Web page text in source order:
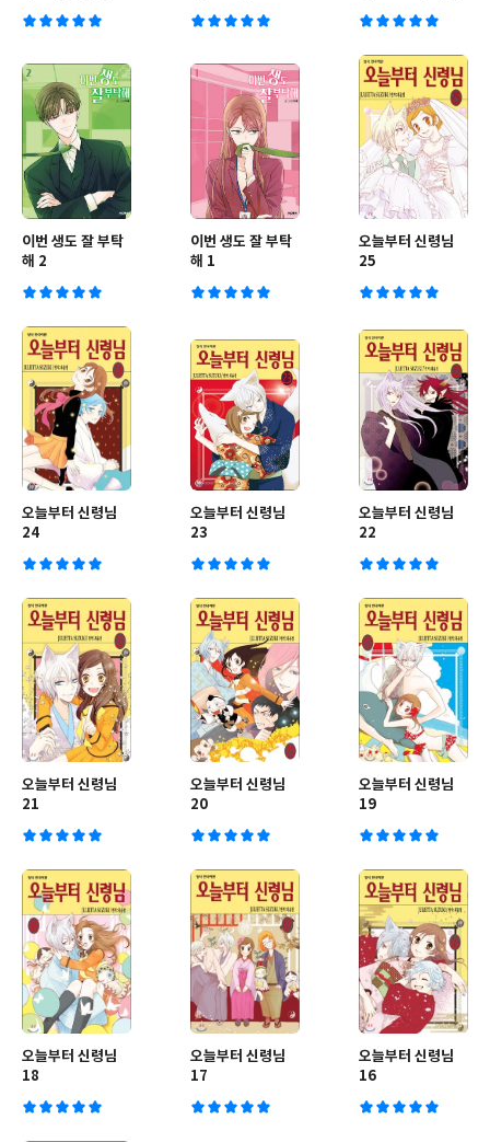
이번 생도 잘 부탁
해 2
이번 생도 잘 부탁
해 1
오늘부터 신령님
25
오늘부터 신령님
24
오늘부터 신령님
23
오늘부터 신령님
22
오늘부터 신령님
21
오늘부터 신령님
20
오늘부터 신령님
19
오늘부터 신령님
18
오늘부터 신령님
17
오늘부터 신령님
16